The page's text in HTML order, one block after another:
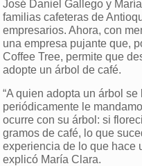
José Daniel Gallego y
familias cafeteras de
empresarios. Ahora, con
una empresa pujante que,
Coffee Tree, permite que
adopte un árbol de café.
“A quien adopta un árbol
periódicamente le
ocurre con su árbol: si
gramos de café, lo que
experiencia de lo que hace
explicó María Clara.